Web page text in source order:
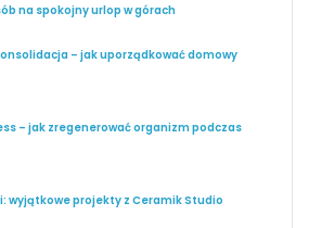
na spokojny urlop w górach
– jak uporządkować domowy
– jak zregenerować organizm podczas
wyjątkowe projekty z Ceramik Studio